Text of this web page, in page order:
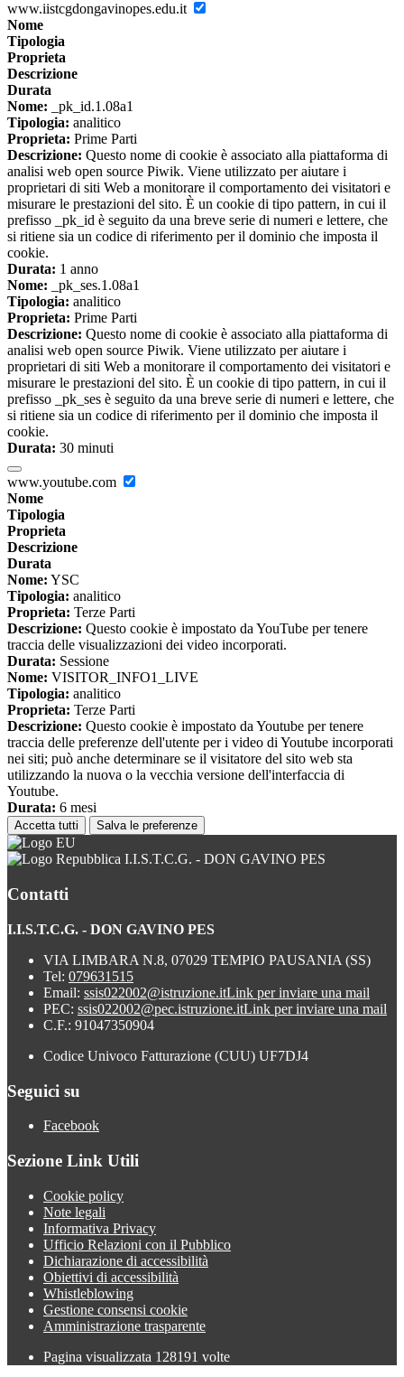
www.iistcgdongavinopes.edu.it
Nome
Tipologia
Proprieta
Descrizione
Durata
Nome: _pk_id.1.08a1
Tipologia: analitico
Proprieta: Prime Parti
Descrizione: Questo nome di cookie è associato alla piattaforma di
analisi web open source Piwik. Viene utilizzato per aiutare i
proprietari di siti Web a monitorare il comportamento dei visitatori e
misurare le prestazioni del sito. È un cookie di tipo pattern, in cui il
prefisso _pk_id è seguito da una breve serie di numeri e lettere, che
si ritiene sia un codice di riferimento per il dominio che imposta il
cookie.
Durata: 1 anno
Nome: _pk_ses.1.08a1
Tipologia: analitico
Proprieta: Prime Parti
Descrizione: Questo nome di cookie è associato alla piattaforma di
analisi web open source Piwik. Viene utilizzato per aiutare i
proprietari di siti Web a monitorare il comportamento dei visitatori e
misurare le prestazioni del sito. È un cookie di tipo pattern, in cui il
prefisso _pk_ses è seguito da una breve serie di numeri e lettere, che
si ritiene sia un codice di riferimento per il dominio che imposta il
cookie.
Durata: 30 minuti
www.youtube.com
Nome
Tipologia
Proprieta
Descrizione
Durata
Nome: YSC
Tipologia: analitico
Proprieta: Terze Parti
Descrizione: Questo cookie è impostato da YouTube per tenere
traccia delle visualizzazioni dei video incorporati.
Durata: Sessione
Nome: VISITOR_INFO1_LIVE
Tipologia: analitico
Proprieta: Terze Parti
Descrizione: Questo cookie è impostato da Youtube per tenere
traccia delle preferenze dell'utente per i video di Youtube incorporati
nei siti; può anche determinare se il visitatore del sito web sta
utilizzando la nuova o la vecchia versione dell'interfaccia di
Youtube.
Durata: 6 mesi
Accetta tutti Salva le preferenze
I.I.S.T.C.G. - DON GAVINO PES
Contatti
I.I.S.T.C.G. - DON GAVINO PES
VIA LIMBARA N.8, 07029 TEMPIO PAUSANIA (SS)
Tel: 079631515
Email: ssis022002@istruzione.itLink per inviare una mail
PEC: ssis022002@pec.istruzione.itLink per inviare una mail
C.F.: 91047350904
Codice Univoco Fatturazione (CUU) UF7DJ4
Seguici su
Facebook
Sezione Link Utili
Cookie policy
Note legali
Informativa Privacy
Ufficio Relazioni con il Pubblico
Dichiarazione di accessibilità
Obiettivi di accessibilità
Whistleblowing
Gestione consensi cookie
Amministrazione trasparente
Pagina visualizzata 128191 volte